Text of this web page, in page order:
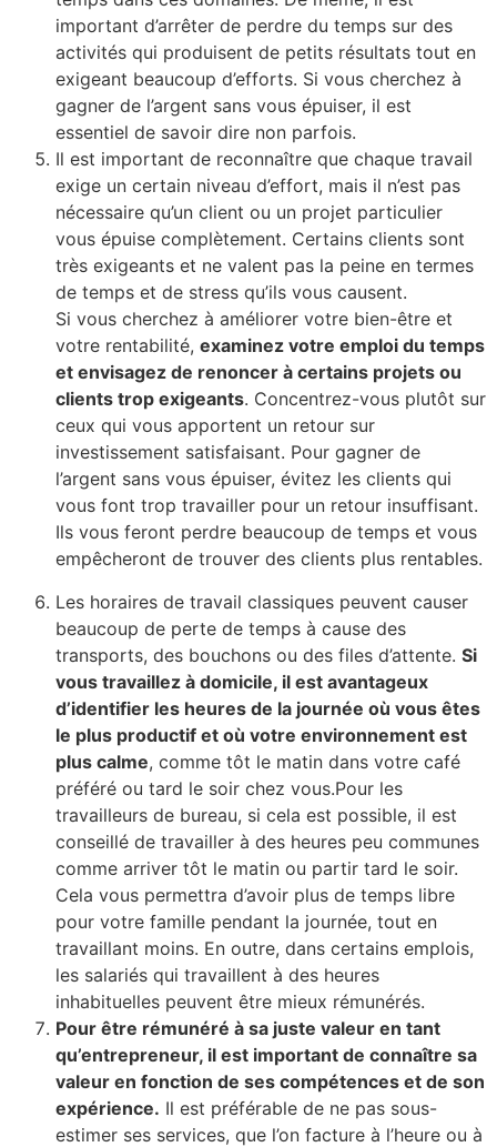
important d’arrêter de perdre du temps sur des
activités qui produisent de petits résultats tout en
exigeant beaucoup d’efforts. Si vous cherchez à
gagner de l’argent sans vous épuiser, il est
essentiel de savoir dire non parfois.
Il est important de reconnaître que chaque travail
exige un certain niveau d’effort, mais il n’est pas
nécessaire qu’un client ou un projet particulier
vous épuise complètement. Certains clients sont
très exigeants et ne valent pas la peine en termes
de temps et de stress qu’ils vous causent.
Si vous cherchez à améliorer votre bien-être et
votre rentabilité, examinez votre emploi du temps
et envisagez de renoncer à certains projets ou
clients trop exigeants. Concentrez-vous plutôt sur
ceux qui vous apportent un retour sur
investissement satisfaisant. Pour gagner de
l’argent sans vous épuiser, évitez les clients qui
vous font trop travailler pour un retour insuffisant.
Ils vous feront perdre beaucoup de temps et vous
empêcheront de trouver des clients plus rentables.
Les horaires de travail classiques peuvent causer
beaucoup de perte de temps à cause des
transports, des bouchons ou des files d’attente. Si
vous travaillez à domicile, il est avantageux
d’identifier les heures de la journée où vous êtes
le plus productif et où votre environnement est
plus calme, comme tôt le matin dans votre café
préféré ou tard le soir chez vous.Pour les
travailleurs de bureau, si cela est possible, il est
conseillé de travailler à des heures peu communes
comme arriver tôt le matin ou partir tard le soir.
Cela vous permettra d’avoir plus de temps libre
pour votre famille pendant la journée, tout en
travaillant moins. En outre, dans certains emplois,
les salariés qui travaillent à des heures
inhabituelles peuvent être mieux rémunérés.
Pour être rémunéré à sa juste valeur en tant
qu’entrepreneur, il est important de connaître sa
valeur en fonction de ses compétences et de son
expérience. Il est préférable de ne pas sous-
estimer ses services, que l’on facture à l’heure ou à